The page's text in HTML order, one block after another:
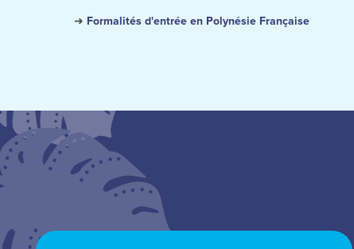
➜ Formalités d'entrée en Polynésie Française